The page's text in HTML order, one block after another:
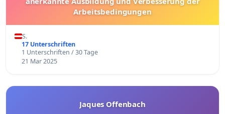
Arbeitsbedingungen
S.
17 Unterschriften
1 Unterschriften / 30 Tage
21 Mar 2025
Jaques Offenbach